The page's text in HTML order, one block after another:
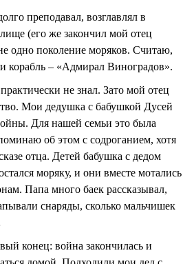
преподавал, возглавлял в
(его же закончил мой отец
одно поколение моряков. Считаю,
корабль – «Адмирал Виноградов».
не знал. Зато мой отец
Мои дедушка с бабушкой Дусей
Для нашей семьи это была
об этом с содроганием, хотя
отца. Детей бабушка с дедом
моряку, и они вместе мотались
Папа много баек рассказывал,
снаряды, сколько мальчишек
конец: война закончилась и